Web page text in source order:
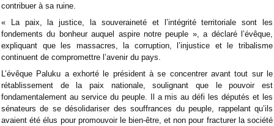
contribuer à sa ruine.
« La paix, la justice, la souveraineté et l’intégrité territoriale sont les
fondements du bonheur auquel aspire notre peuple », a déclaré l’évêque,
expliquant que les massacres, la corruption, l’injustice et le tribalisme
continuent de compromettre l’avenir du pays.
L’évêque Paluku a exhorté le président à se concentrer avant tout sur le
rétablissement de la paix nationale, soulignant que le pouvoir est
fondamentalement au service du peuple. Il a mis au défi les députés et les
sénateurs de se désolidariser des souffrances du peuple, rappelant qu’ils
avaient été élus pour promouvoir le bien-être, et non pour fracturer la société